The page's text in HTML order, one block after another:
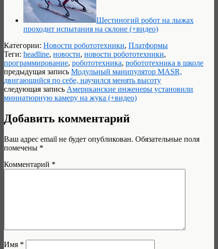
Шестиногий робот на лыжах
проходит испытания на склоне (+видео)
Категории: Новости робототехники, Платформы
Теги: headline, новости, новости робототехники,
программирование, робототехника, робототехника в школе
предыдущая запись Модульный манипулятор MASR,
двигающийся по себе, научился менять высоту
следующая запись Американские инженеры установили
миниатюрную камеру на жука (+видео)
Добавить комментарий
Ваш адрес email не будет опубликован. Обязательные поля
помечены *
Комментарий *
Имя *